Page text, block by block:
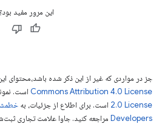
این مرور مفید بود؟
جز در مواردی که غیر از این ذکر شده
Commons Attribution 4.0 License است.
2.0 License است. برای اطلاع از جزئیات، به
Developers‏